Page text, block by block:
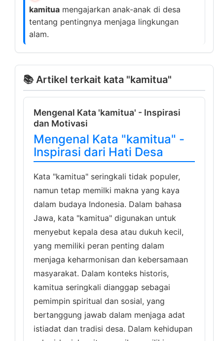
kamitua mengajarkan anak-anak di desa
tentang pentingnya menjaga lingkungan
alam.
📚 Artikel terkait kata "kamitua"
Mengenal Kata 'kamitua' - Inspirasi
dan Motivasi
Mengenal Kata "kamitua" -
Inspirasi dari Hati Desa
Kata "kamitua" seringkali tidak populer,
namun tetap memilki makna yang kaya
dalam budaya Indonesia. Dalam bahasa
Jawa, kata "kamitua" digunakan untuk
menyebut kepala desa atau dukuh kecil,
yang memiliki peran penting dalam
menjaga keharmonisan dan kebersamaan
masyarakat. Dalam konteks historis,
kamitua seringkali dianggap sebagai
pemimpin spiritual dan sosial, yang
bertanggung jawab dalam menjaga adat
istiadat dan tradisi desa. Dalam kehidupan